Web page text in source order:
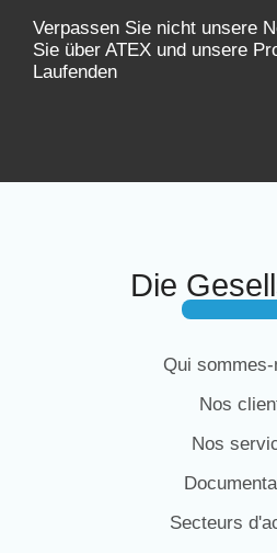
Verpassen Sie nicht unsere
Sie über ATEX und unsere
Laufenden
Die
Qui
Nos
Nos
Secteurs